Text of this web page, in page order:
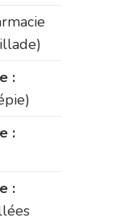
:
:
: